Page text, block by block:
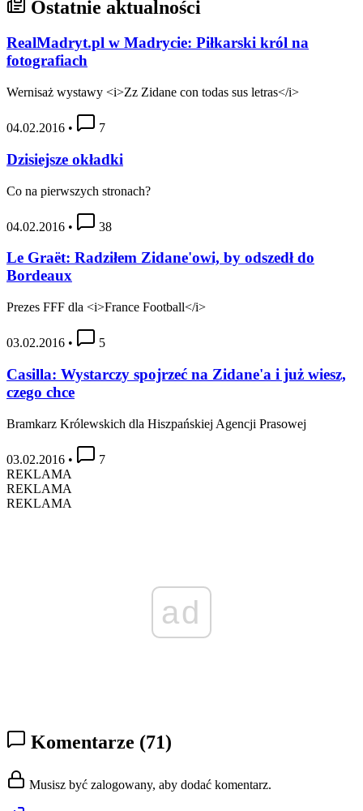
Ostatnie aktualności
RealMadryt.pl w Madrycie: Piłkarski król na
fotografiach
Wernisaż wystawy <i>Zz Zidane con todas sus letras</i>
04.02.2016 • 7
Dzisiejsze okładki
Co na pierwszych stronach?
04.02.2016 • 38
Le Graët: Radziłem Zidane'owi, by odszedł do
Bordeaux
Prezes FFF dla <i>France Football</i>
03.02.2016 • 5
Casilla: Wystarczy spojrzeć na Zidane'a i już wiesz,
czego chce
Bramkarz Królewskich dla Hiszpańskiej Agencji Prasowej
03.02.2016 •
7
REKLAMA
REKLAMA
REKLAMA
ad
Komentarze (71)
Musisz być zalogowany, aby dodać komentarz.